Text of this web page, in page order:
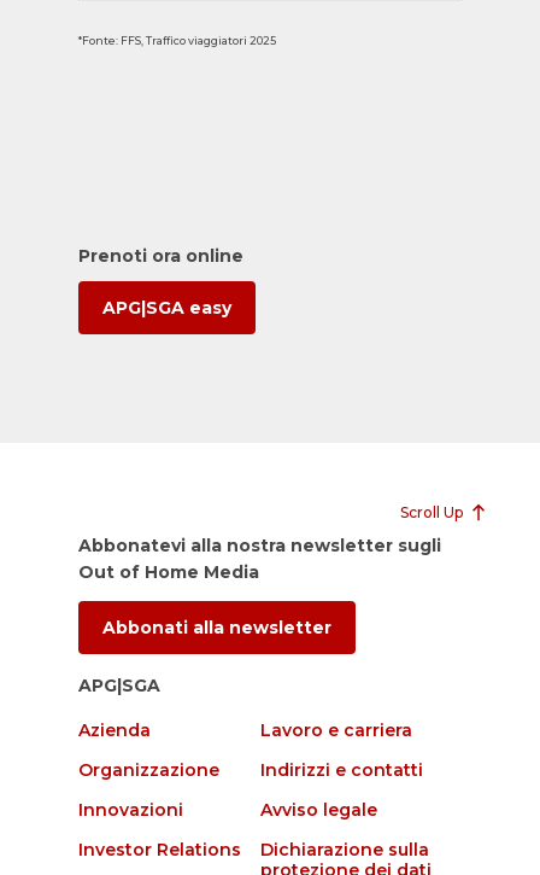
*Fonte: FFS, Traffico viaggiatori 2025
Prenoti ora online
APG|SGA easy
Scroll Up
Abbonatevi alla nostra newsletter sugli
Out of Home Media
Abbonati alla newsletter
APG|SGA
Azienda
Lavoro e carriera
Organizzazione
Indirizzi e contatti
Innovazioni
Avviso legale
Investor Relations
Dichiarazione sulla
protezione dei dati